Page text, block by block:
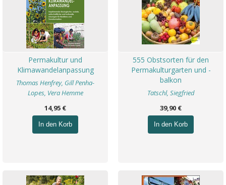
Permakultur und
Klimawandelanpassung
Thomas Henfrey, Gill Penha-
Lopes, Vera Hemme
14,95 €
In den Korb
555 Obstsorten für den
Permakulturgarten und -
balkon
Tatschl, Siegfried
39,90 €
In den Korb